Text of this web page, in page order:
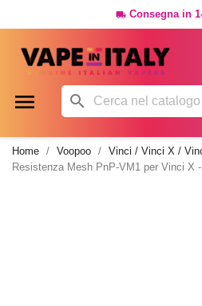
 Consegna in
 
Home Voopoo Vinci / Vinci X /
Resistenza Mesh PnP-VM1 per Vinci X